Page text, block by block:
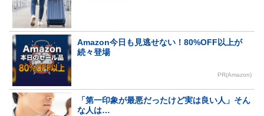
Amazon今日も見逃せない！80%OFF以上が
続々登場
PR(Amazon)
「第一印象が最悪だったけど実は良い人」そん
な人は…